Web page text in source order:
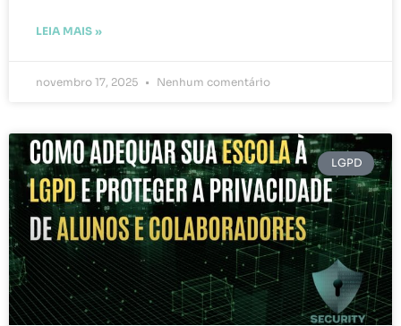
LEIA MAIS »
novembro 17, 2025 Nenhum comentário
LGPD